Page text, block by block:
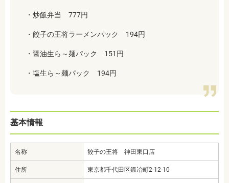
・炒飯弁当 777円
・餃子の王将ラーメンパック 194円
・醤油生ら～麺パック 151円
・塩生ら～麺パック 194円
基本情報
名称 餃子の王将 神田東口店
住所 東京都千代田区鍛冶町2-12-10